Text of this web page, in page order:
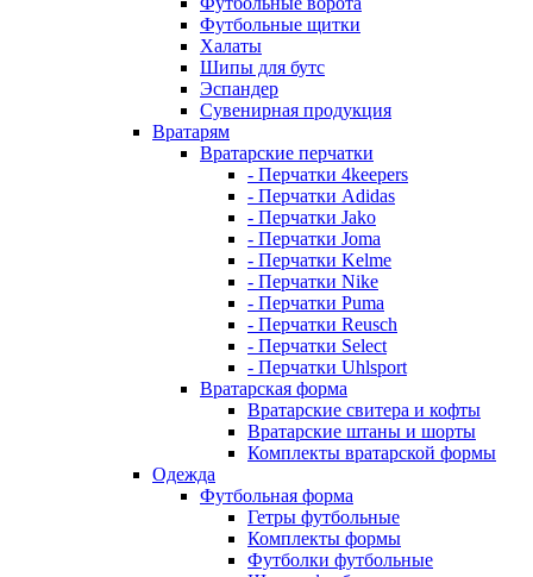
Футбольные щитки
Халаты
Шипы для бутс
Эспандер
Сувенирная продукция
Вратарям
Вратарские перчатки
- Перчатки 4keepers
- Перчатки Adidas
- Перчатки Jako
- Перчатки Joma
- Перчатки Kelme
- Перчатки Nike
- Перчатки Puma
- Перчатки Reusch
- Перчатки Select
- Перчатки Uhlsport
Вратарская форма
Вратарские свитера и кофты
Вратарские штаны и шорты
Комплекты вратарской формы
Одежда
Футбольная форма
Гетры футбольные
Комплекты формы
Футболки футбольные